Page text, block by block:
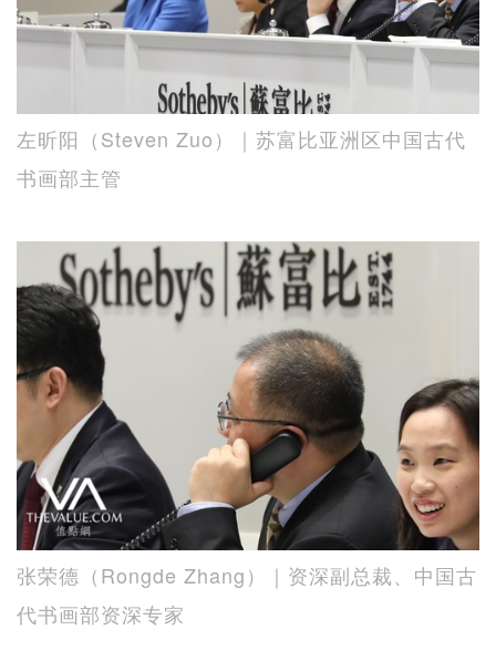
左昕阳（Steven Zuo）｜苏富比亚洲区中国古代
书画部主管
张荣德（Rongde Zhang）｜资深副总裁、中国古
代书画部资深专家